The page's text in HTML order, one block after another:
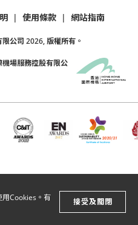
用Cookies。有
接受及關閉
| 使用條款 | 網站指南
公司 2026, 版權所有。
場服務控股有限公